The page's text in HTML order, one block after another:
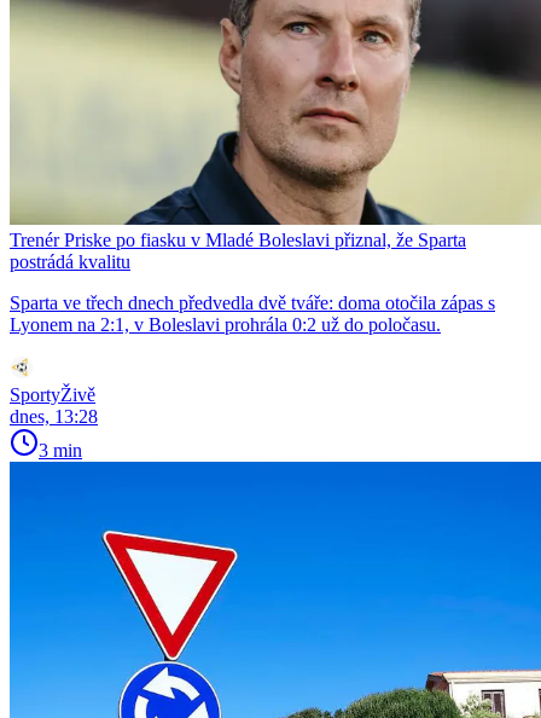
Trenér Priske po fiasku v Mladé Boleslavi přiznal, že Sparta
postrádá kvalitu
Sparta ve třech dnech předvedla dvě tváře: doma otočila zápas s
Lyonem na 2:1, v Boleslavi prohrála 0:2 už do poločasu.
SportyŽivě
dnes, 13:28
3 min